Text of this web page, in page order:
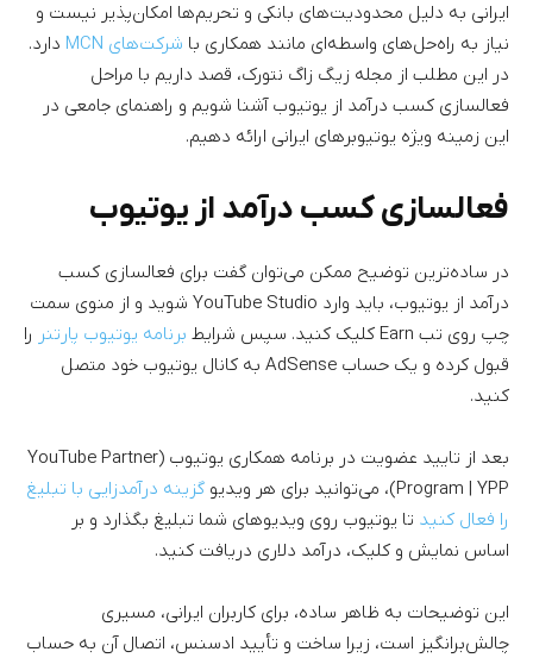
ایرانی به دلیل محدودیت‌های بانکی و تحریم‌ها امکان‌پذیر نیست و
نیاز به راه‌حل‌های واسطه‌ای مانند همکاری با شرکت‌های MCN
دارد.
در این مطلب از مجله زیگ زاگ نتورک، قصد داریم با مراحل
فعالسازی کسب درآمد از یوتیوب آشنا شویم و راهنمای جامعی در
این زمینه ویژه یوتیوبرهای ایرانی ارائه دهیم.
فعالسازی کسب درآمد از یوتیوب
در ساده‌ترین توضیح ممکن می‌توان گفت برای فعالسازی کسب
درآمد از یوتیوب، باید وارد YouTube Studio شوید و از منوی سمت
چپ روی تب Earn کلیک کنید. سپس شرایط
برنامه یوتیوب پارتنر را
قبول کرده و یک حساب AdSense به کانال یوتیوب خود متصل
کنید.
بعد از تایید عضویت در برنامه همکاری یوتیوب (YouTube Partner
Program | YPP)، می‌توانید برای هر ویدیو
گزینه درآمدزایی با تبلیغ
را فعال کنید تا یوتیوب روی ویدیوهای شما تبلیغ بگذارد و بر
اساس نمایش و کلیک، درآمد دلاری دریافت کنید.
این توضیحات به ظاهر ساده، برای کاربران ایرانی، مسیری
چالش‌برانگیز است، زیرا ساخت و تأیید ادسنس، اتصال آن به حساب